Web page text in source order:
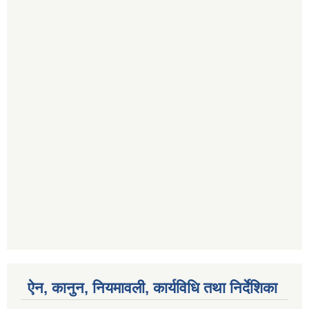
ऐन, कानुन, नियमावली, कार्यविधि तथा निर्देशिका